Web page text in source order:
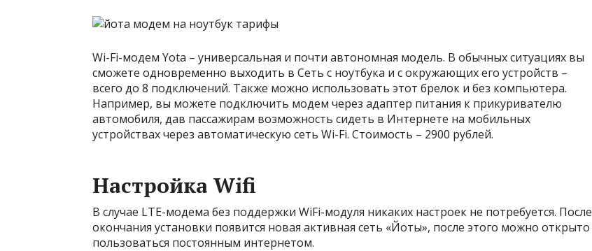
Wi-Fi-модем Yota – универсальная и почти автономная модель. В обычных ситуациях вы
сможете одновременно выходить в Сеть с ноутбука и с окружающих его устройств –
всего до 8 подключений. Также можно использовать этот брелок и без компьютера.
Например, вы можете подключить модем через адаптер питания к прикуривателю
автомобиля, дав пассажирам возможность сидеть в Интернете на мобильных
устройствах через автоматическую сеть Wi-Fi. Стоимость – 2900 рублей.
Настройка Wifi
В случае LTE-модема без поддержки WiFi-модуля никаких настроек не потребуется. После
окончания установки появится новая активная сеть «Йоты», после этого можно открыто
пользоваться постоянным интернетом.